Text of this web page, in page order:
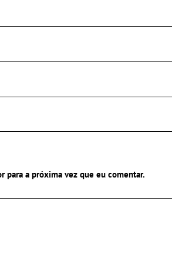
para a próxima vez que eu comentar.